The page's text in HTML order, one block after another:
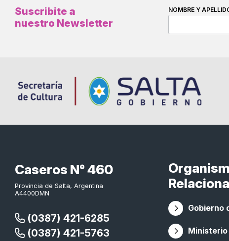
Suscribite a
nuestro Newsletter
NOMBRE Y
Caseros N° 460
Provincia de Salta, Argentina
A4400DMN
(0387) 421-6285
(0387) 421-5763
Gobierno
Ministerio